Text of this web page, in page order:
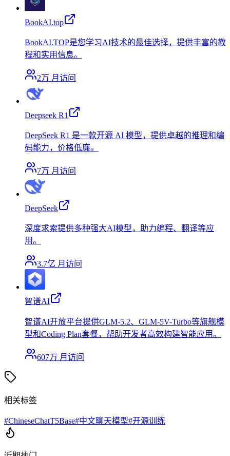
BookAI.top
BookAI.TOP是您学习AI技术的最佳选择，提供丰富的教
程和实用信息。
2万 月访问
Deepseek R1
DeepSeek R1 是一款开源 AI 模型，提供卓越的推理和编
码能力，价格低廉。
7万 月访问
DeepSeek
深度求索提供多种强大AI模型，助力编程、翻译等应
用。
3.7亿 月访问
智谱AI
智谱AI开放平台提供GLM-5.2、GLM-5V-Turbo等旗舰模
型和Coding Plan套餐，帮助开发者高效构建智能应用。
607万 月访问
相关标签
#ChineseChatT5Base#中文聊天模型#开源训练